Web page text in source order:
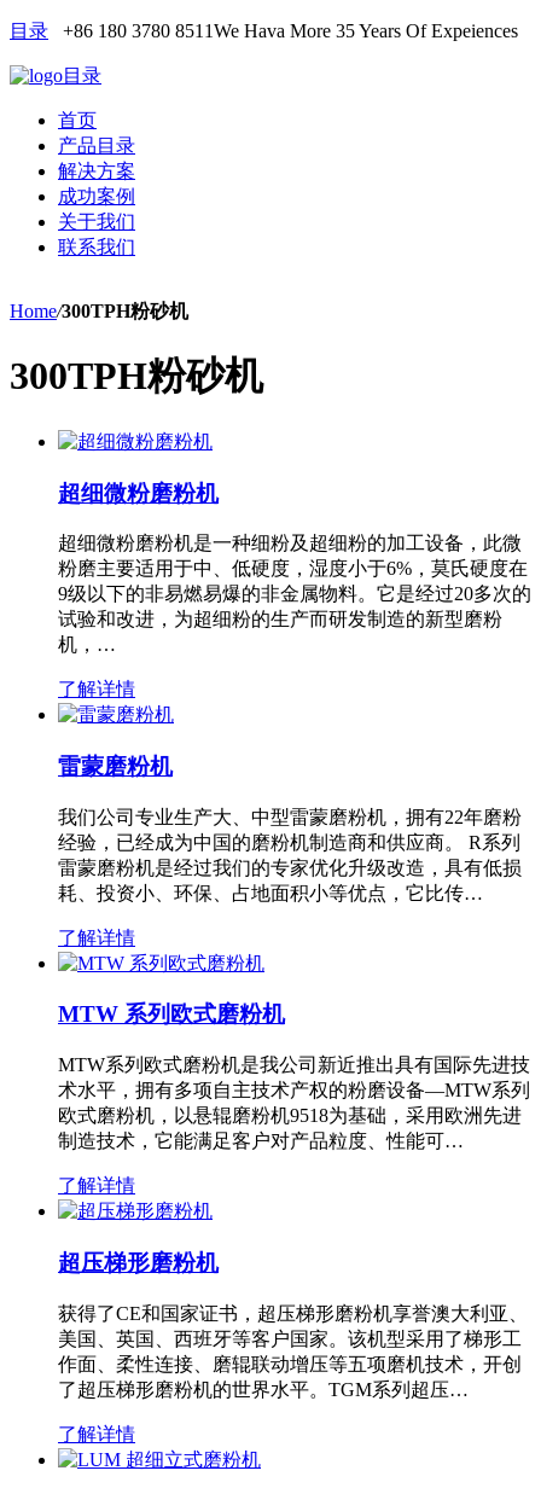
目录 +86 180 3780 8511We Hava More 35 Years Of Expeiences
目录
首页
产品目录
解决方案
成功案例
关于我们
联系我们
Home/300TPH粉砂机
300TPH粉砂机
超细微粉磨粉机
超细微粉磨粉机是一种细粉及超细粉的加工设备，此微
粉磨主要适用于中、低硬度，湿度小于6%，莫氏硬度在
9级以下的非易燃易爆的非金属物料。它是经过20多次的
试验和改进，为超细粉的生产而研发制造的新型磨粉
机，…
了解详情
雷蒙磨粉机
我们公司专业生产大、中型雷蒙磨粉机，拥有22年磨粉
经验，已经成为中国的磨粉机制造商和供应商。 R系列
雷蒙磨粉机是经过我们的专家优化升级改造，具有低损
耗、投资小、环保、占地面积小等优点，它比传…
了解详情
MTW 系列欧式磨粉机
MTW系列欧式磨粉机是我公司新近推出具有国际先进技
术水平，拥有多项自主技术产权的粉磨设备—MTW系列
欧式磨粉机，以悬辊磨粉机9518为基础，采用欧洲先进
制造技术，它能满足客户对产品粒度、性能可…
了解详情
超压梯形磨粉机
获得了CE和国家证书，超压梯形磨粉机享誉澳大利亚、
美国、英国、西班牙等客户国家。该机型采用了梯形工
作面、柔性连接、磨辊联动增压等五项磨机技术，开创
了超压梯形磨粉机的世界水平。TGM系列超压…
了解详情